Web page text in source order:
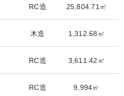
RC造 25,804.71㎡
木造 1,312.68㎡
RC造 3,611.42㎡
RC造 9,994㎡